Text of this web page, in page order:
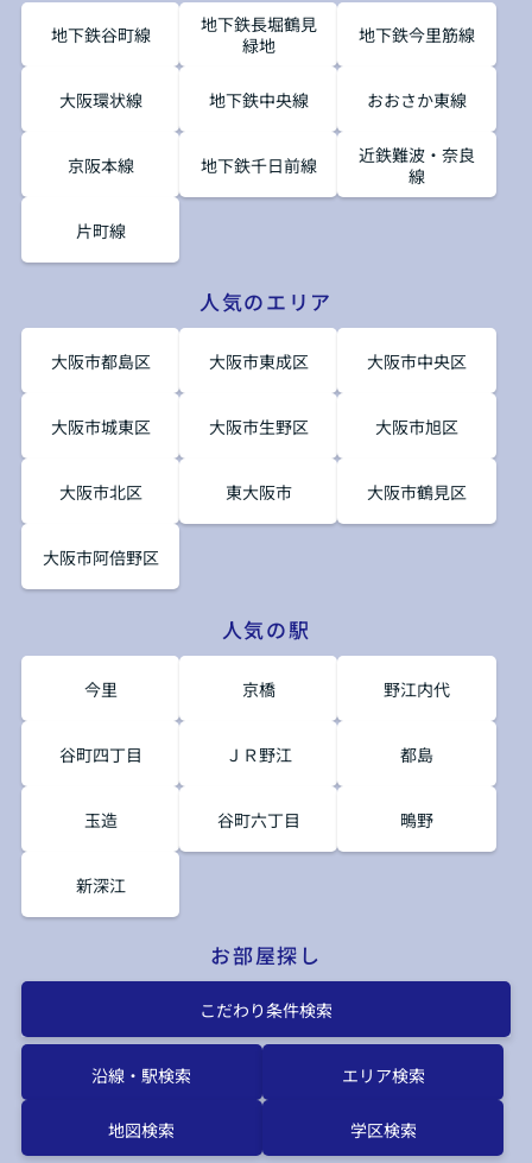
地下鉄谷町線
地下鉄長堀鶴見
緑地
地下鉄今里筋線
大阪環状線 地下鉄中央線 おおさか東線
京阪本線 地下鉄千日前線
近鉄難波・奈良
線
片町線
人気のエリア
大阪市都島区 大阪市東成区 大阪市中央区
大阪市城東区 大阪市生野区 大阪市旭区
大阪市北区 東大阪市 大阪市鶴見区
大阪市阿倍野区
人気の駅
今里 京橋 野江内代
谷町四丁目 ＪＲ野江 都島
玉造 谷町六丁目 鴫野
新深江
お部屋探し
こだわり条件検索
沿線・駅検索 エリア検索
地図検索 学区検索